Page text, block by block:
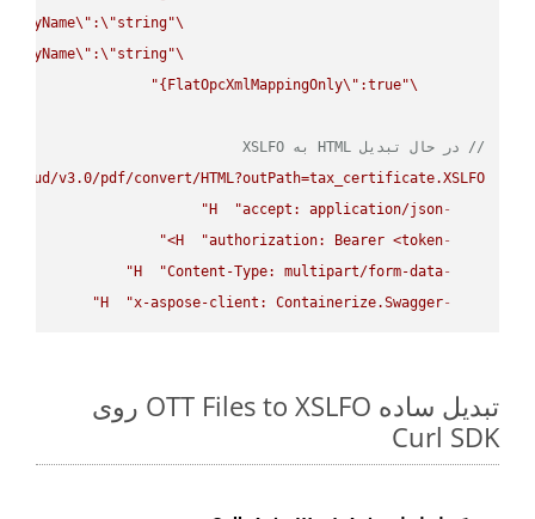
\"
\" :\"string
\"
\" :\"string
\"
FlatOpcXmlMappingOnly\" :true}"
// در حال تبدیل HTML به XSLFO
v3.0/pdf/convert/HTML?outPath=tax_certificate.XSLFO"
-
H
"accept: application/json"
-
H
"authorization: Bearer <token>"
-
H
"Content-Type: multipart/form-data"
-
H "x-aspose-client: Containerize.Swagger"
تبدیل ساده OTT Files to XSLFO روی
Curl SDK